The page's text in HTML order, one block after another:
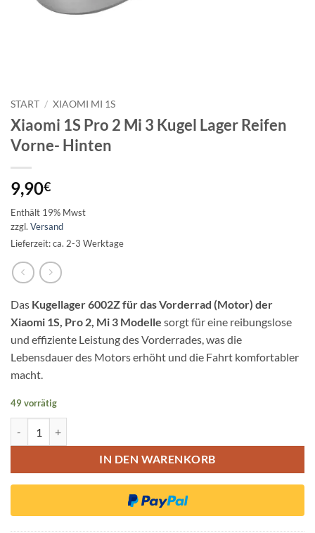
START / XIAOMI MI 1S
Xiaomi 1S Pro 2 Mi 3 Kugel Lager Reifen
Vorne- Hinten
9,90€
Enthält 19% Mwst
zzgl. Versand
Lieferzeit: ca. 2-3 Werktage
Das Kugellager 6002Z für das Vorderrad (Motor) der
Xiaomi 1S, Pro 2, Mi 3 Modelle sorgt für eine reibungslose
und effiziente Leistung des Vorderrades, was die
Lebensdauer des Motors erhöht und die Fahrt komfortabler
macht.
49 vorrätig
IN DEN WARENKORB